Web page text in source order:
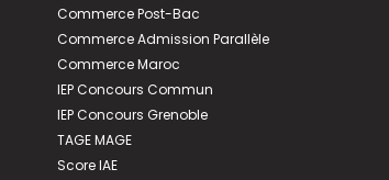
Commerce Post-Bac
Commerce Admission Parallèle
Commerce Maroc
IEP Concours Commun
IEP Concours Grenoble
TAGE MAGE
Score IAE